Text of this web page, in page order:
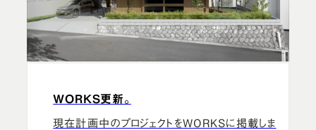
WORKS更新。
現在計画中のプロジェクトをWORKSに掲載しま